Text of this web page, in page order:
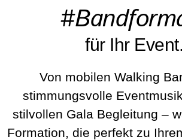
für Ihr Event.
Von mobilen Walking
stimmungsvolle
stilvollen Gala Begleitung –
Formation, die perfekt zu